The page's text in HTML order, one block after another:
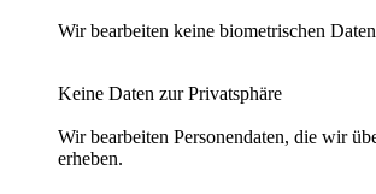
Wir bearbeiten keine biometrischen
Keine Daten zur Privatsphäre
Wir bearbeiten Personendaten, die wir
erheben.